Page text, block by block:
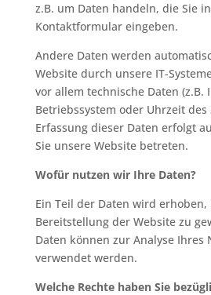
z.B. um Daten handeln, die Sie
Kontaktformular eingeben.
Andere Daten werden
Website durch unsere IT-
vor allem technische Daten (z.B.
Betriebssystem oder Uhrzeit
Erfassung dieser Daten erfolgt
Sie unsere Website betreten.
Wofür nutzen wir Ihre Daten?
Ein Teil der Daten wird
Bereitstellung der Website zu
Daten können zur Analyse Ihres
verwendet werden.
Welche Rechte haben Sie